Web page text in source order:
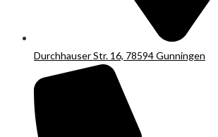
Durchhauser Str. 16, 78594 Gunningen